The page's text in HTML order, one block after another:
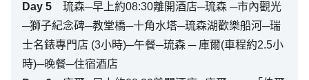
Day 5
琉森─早上約08:30離開酒店─琉森 ─市內觀光
─獅子紀念碑─教堂橋─十角水塔─琉森湖歡樂船河─瑞
士名錶專門店 (3小時)─午餐─琉森 ─ 庫爾(車程約2.5小
時)─晚餐─住宿酒店